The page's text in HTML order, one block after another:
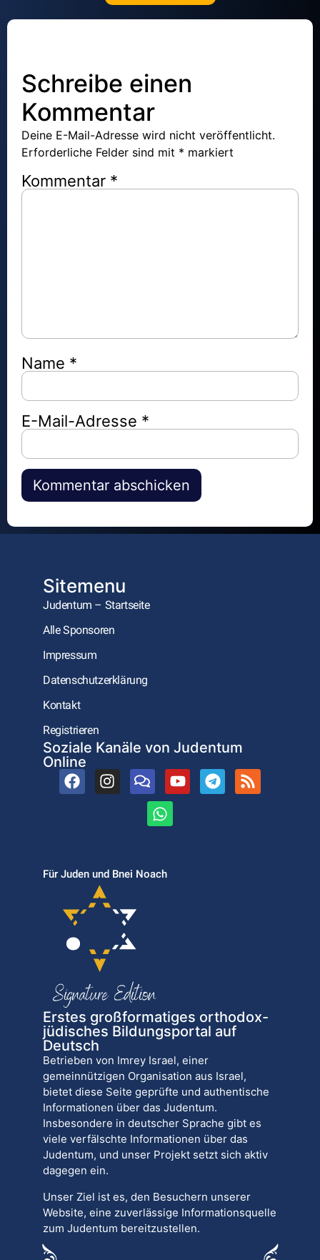
Schreibe einen
Kommentar
Deine E-Mail-Adresse wird nicht veröffentlicht.
Erforderliche Felder sind mit * markiert
Kommentar *
Name *
E-Mail-Adresse *
Alternative:
Sitemenu
Judentum – Startseite
Alle Sponsoren
Impressum
Datenschutzerklärung
Kontakt
Registrieren
Soziale Kanäle von Judentum
Online
Für Juden und Bnei Noach
Erstes großformatiges orthodox-
jüdisches Bildungsportal auf
Deutsch
Betrieben von Imrey Israel, einer
gemeinnützigen Organisation aus Israel,
bietet diese Seite geprüfte und authentische
Informationen über das Judentum.
Insbesondere in deutscher Sprache gibt es
viele verfälschte Informationen über das
Judentum, und unser Projekt setzt sich aktiv
dagegen ein.
Unser Ziel ist es, den Besuchern unserer
Website, eine zuverlässige Informationsquelle
zum Judentum bereitzustellen.